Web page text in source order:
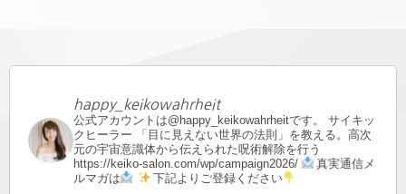
happy_keikowahrheit
公式アカウントは@happy_keikowahrheitです。
サイキッ
クヒーラー 「目に見えない世界の法則」を教える。高次
元の宇宙意識体から伝えられた呪術解除を行う
https://keiko-salon.com/wp/campaign2026/
真実通信メ
ルマガは
下記よりご登録ください